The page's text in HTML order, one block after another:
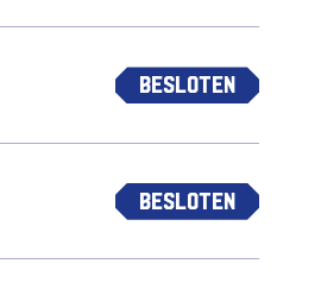
Besloten
Besloten